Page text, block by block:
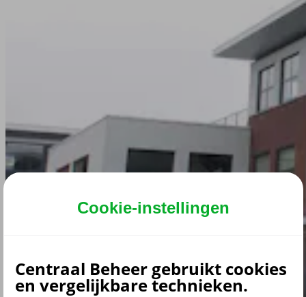
Cookie-instellingen
Centraal Beheer gebruikt cookies
en vergelijkbare technieken.